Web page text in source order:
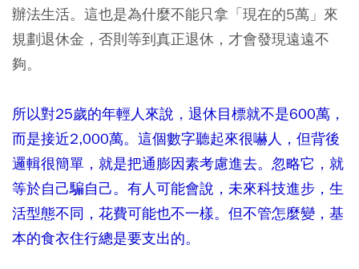
辦法生活。這也是為什麼不能只拿「現在的5萬」來
規劃退休金，否則等到真正退休，才會發現遠遠不
夠。
所以對25歲的年輕人來說，退休目標就不是600萬，
而是接近2,000萬。這個數字聽起來很嚇人，但背後
邏輯很簡單，就是把通膨因素考慮進去。忽略它，就
等於自己騙自己。有人可能會說，未來科技進步，生
活型態不同，花費可能也不一樣。但不管怎麼變，基
本的食衣住行總是要支出的。